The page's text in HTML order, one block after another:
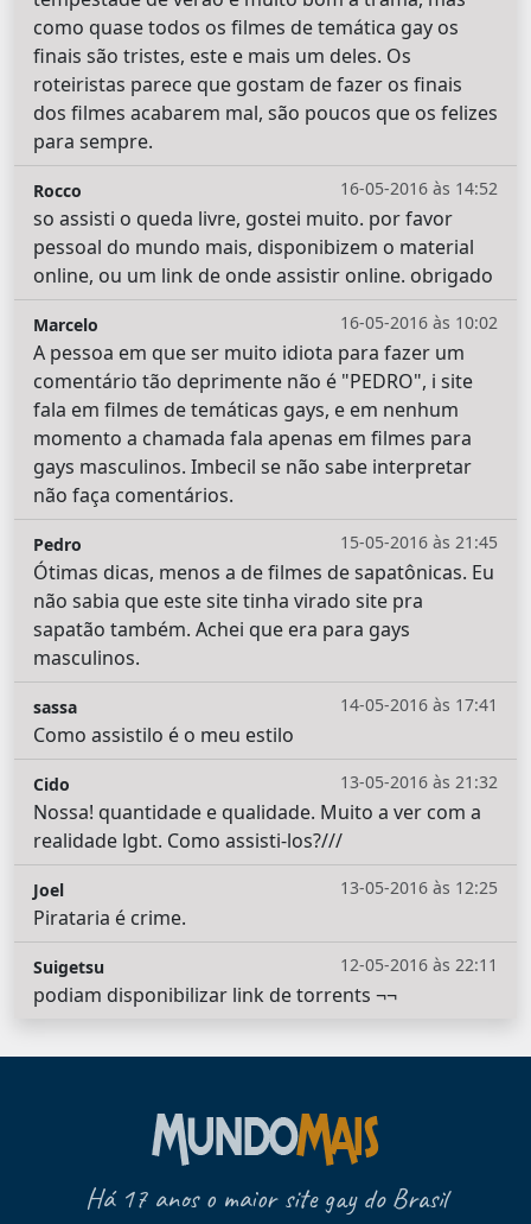
como quase todos os filmes de temática gay os
finais são tristes, este e mais um deles. Os
roteiristas parece que gostam de fazer os finais
dos filmes acabarem mal, são poucos que os felizes
para sempre.
16-05-2016 às 14:52
Rocco
so assisti o queda livre, gostei muito. por favor
pessoal do mundo mais, disponibizem o material
online, ou um link de onde assistir online. obrigado
16-05-2016 às 10:02
Marcelo
A pessoa em que ser muito idiota para fazer um
comentário tão deprimente não é "PEDRO", i site
fala em filmes de temáticas gays, e em nenhum
momento a chamada fala apenas em filmes para
gays masculinos. Imbecil se não sabe interpretar
não faça comentários.
15-05-2016 às 21:45
Pedro
Ótimas dicas, menos a de filmes de sapatônicas. Eu
não sabia que este site tinha virado site pra
sapatão também. Achei que era para gays
masculinos.
14-05-2016 às 17:41
sassa
Como assistilo é o meu estilo
13-05-2016 às 21:32
Cido
Nossa! quantidade e qualidade. Muito a ver com a
realidade lgbt. Como assisti-los?///
13-05-2016 às 12:25
Joel
Pirataria é crime.
12-05-2016 às 22:11
Suigetsu
podiam disponibilizar link de torrents ¬¬
Há 17 anos o maior site gay do Brasil